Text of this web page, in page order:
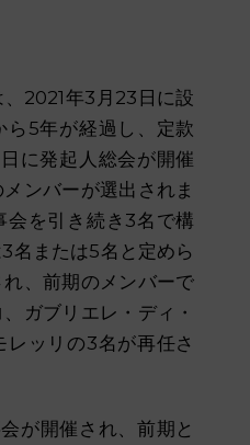
2021年3月23日に設
ら5年が経過し、定款
に発起人総会が開催
ンバーが選出されま
会を引き続き3名で構
名または5名と定めら
、前期のメンバーで
ガブリエレ・ディ・
レッリの3名が再任さ
が開催され、前期と